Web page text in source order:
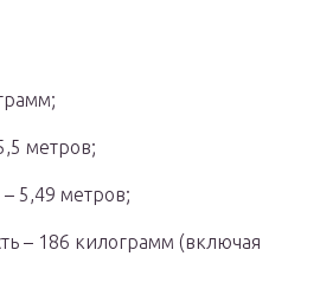
метров;
5,49 метров;
– 186 килограмм (включая